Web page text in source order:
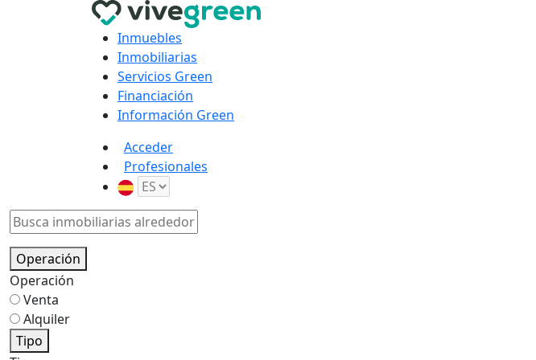
Inmuebles
Inmobiliarias
Servicios Green
Financiación
Información Green
Acceder
Profesionales
Operación
Operación
Venta
Alquiler
Tipo